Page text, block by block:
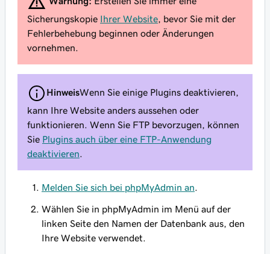
Sicherungskopie Ihrer Website , bevor Sie mit der
Fehlerbehebung beginnen oder Änderungen
vornehmen.
HinweisWenn Sie einige Plugins deaktivieren,
kann Ihre Website anders aussehen oder
funktionieren. Wenn Sie FTP bevorzugen, können
Sie Plugins auch über eine FTP-Anwendung
deaktivieren
Melden Sie sich bei phpMyAdmin an
Wählen Sie in phpMyAdmin im Menü auf der
linken Seite den Namen der Datenbank aus, den
Ihre Website verwendet.